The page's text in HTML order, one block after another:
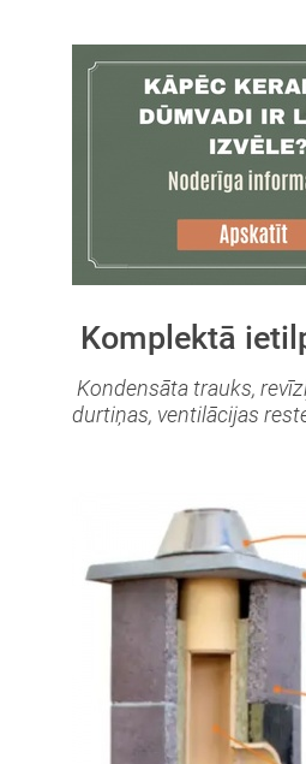
Komplektā
Kondensāta trauks,
durtiņas, ventilācijas